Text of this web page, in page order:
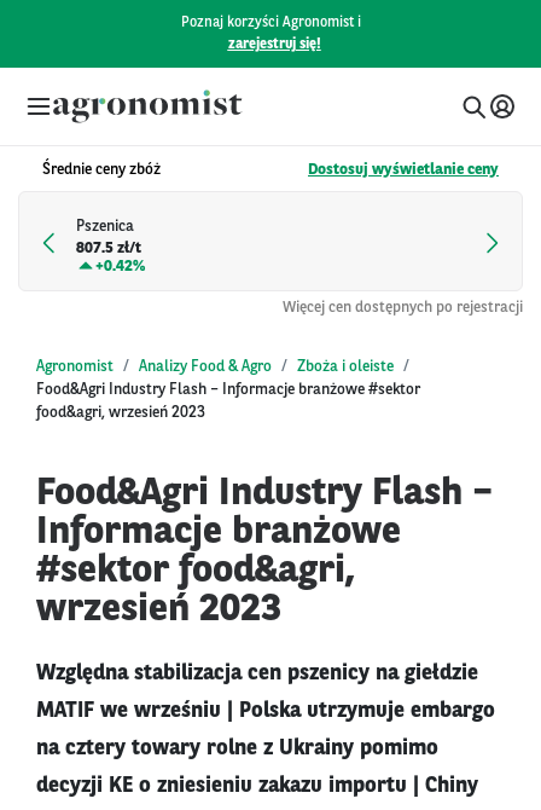
Poznaj korzyści Agronomist i
zarejestruj się!
Średnie ceny zbóż Dostosuj wyświetlanie ceny
Pszenica
807.5 zł/t
+0.42%
Więcej cen dostępnych po rejestracji
Agronomist Analizy Food & Agro
Zboża i oleiste
Food&Agri Industry Flash – Informacje branżowe #sektor
food&agri, wrzesień 2023
Food&Agri Industry Flash –
Informacje branżowe
#sektor food&agri,
wrzesień 2023
Względna stabilizacja cen pszenicy na giełdzie
MATIF we wrześniu | Polska utrzymuje embargo
na cztery towary rolne z Ukrainy pomimo
decyzji KE o zniesieniu zakazu importu | Chiny